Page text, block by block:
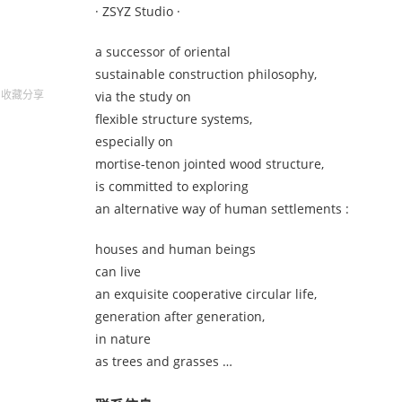
收藏分享
· ZSYZ Studio ·
a successor of oriental
sustainable construction philosophy,
via the study on
flexible structure systems,
especially on
mortise-tenon jointed wood structure,
is committed to exploring
an alternative way of human settlements :
houses and human beings
can live
an exquisite cooperative circular life,
generation after generation,
in nature
as trees and grasses …